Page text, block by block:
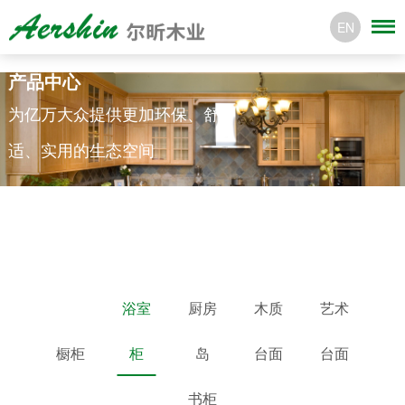
EN
产品中心
为亿万大众提供更加环保、舒
适、实用的生态空间
橱柜
浴室
柜
厨房
岛
木质
台面
艺术
台面
书柜